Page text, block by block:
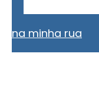
na minha rua